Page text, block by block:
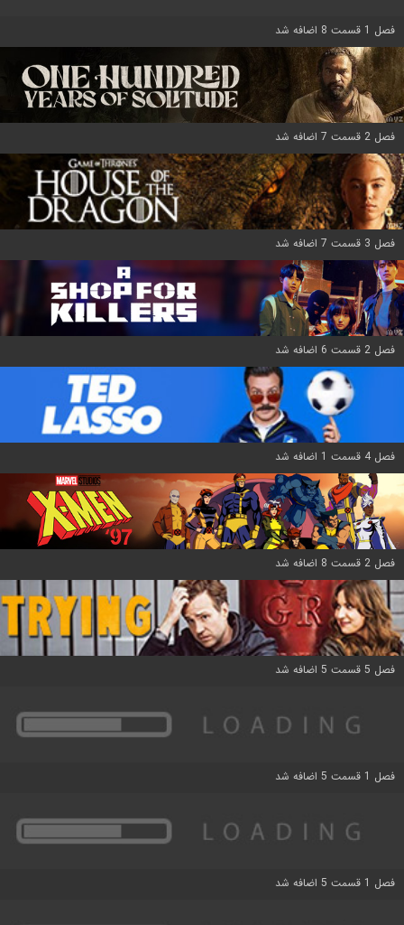
فصل 1 قسمت 8 اضافه شد
فصل 2 قسمت 7 اضافه شد
فصل 3 قسمت 7 اضافه شد
فصل 2 قسمت 6 اضافه شد
فصل 4 قسمت 1 اضافه شد
فصل 2 قسمت 8 اضافه شد
فصل 5 قسمت 5 اضافه شد
فصل 1 قسمت 5 اضافه شد
فصل 1 قسمت 5 اضافه شد